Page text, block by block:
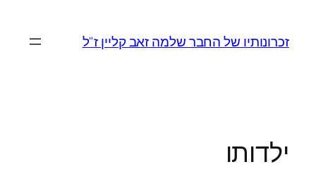
זכרונותיו של החבר שלמה זאב קליין ז"ל
ילדותו